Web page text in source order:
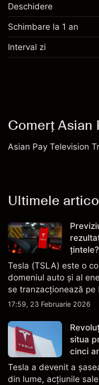
Deschidere
Schimbare la 1 an
Interval zi
Comerț Asian
Asian Pay Television
Ultimele
țintele?
Tesla (TSLA) este o
domeniul auto și al
se tranzacționează
îndeaproape pentru
17:59, 23 Februarie 2026
situa
cinci
Tesla a devenit a
din lume, acțiunile